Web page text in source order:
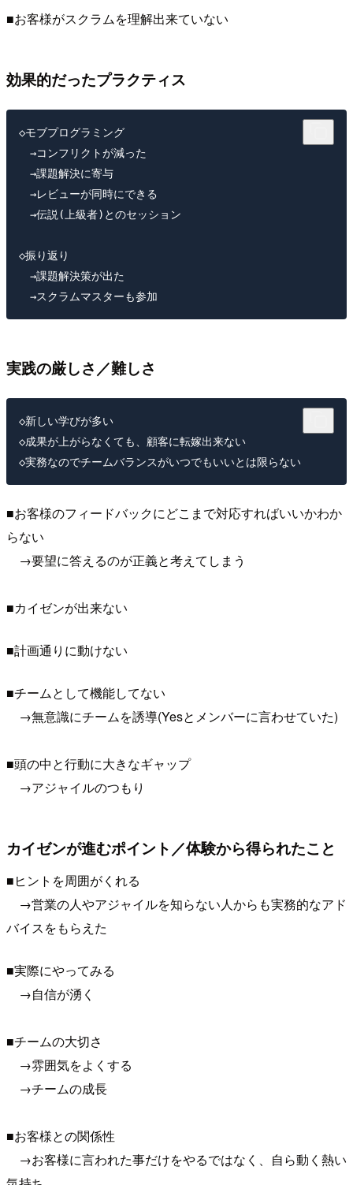
■お客様がスクラムを理解出来ていない
効果的だったプラクティス
◇モブプログラミング
→コンフリクトが減った
→課題解決に寄与
→レビューが同時にできる
→伝説(上級者)とのセッション
◇振り返り
→課題解決策が出た
実践の厳しさ／難しさ
◇新しい学びが多い
◇成果が上がらなくても、顧客に転嫁出来ない
■お客様のフィードバックにどこまで対応すればいいかわか
らない
→要望に答えるのが正義と考えてしまう
■カイゼンが出来ない
■計画通りに動けない
■チームとして機能してない
→無意識にチームを誘導(Yesとメンバーに言わせていた)
■頭の中と行動に大きなギャップ
→アジャイルのつもり
カイゼンが進むポイント／体験から得られたこと
■ヒントを周囲がくれる
→営業の人やアジャイルを知らない人からも実務的なアド
バイスをもらえた
■実際にやってみる
→自信が湧く
■チームの大切さ
→雰囲気をよくする
→チームの成長
■お客様との関係性
→お客様に言われた事だけをやるではなく、自ら動く熱い